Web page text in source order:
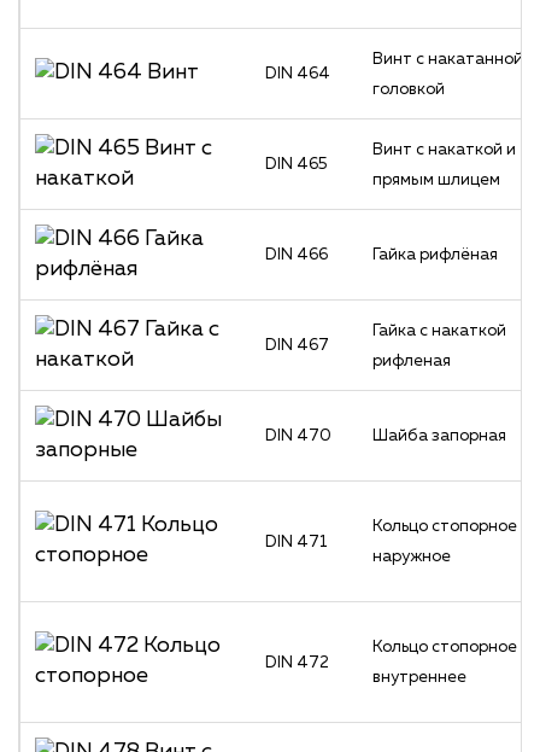
DIN 464
Винт с накатанной
головкой
DIN 465
Винт с накаткой и
прямым шлицем
DIN 466 Гайка рифлёная
DIN 467
Гайка с накаткой
рифленая
DIN 470 Шайба запорная
DIN 471
Кольцо стопорное
наружное
DIN 472
Кольцо стопорное
внутреннее